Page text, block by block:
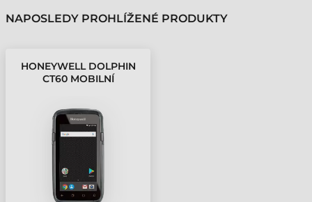
NAPOSLEDY PROHLÍŽENÉ PRODUKTY
HONEYWELL DOLPHIN
CT60 MOBILNÍ